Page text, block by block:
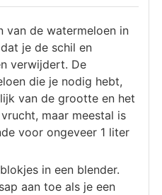
van de watermeloen in
je de schil en
verwijdert. De
die je nodig hebt,
van de grootte en het
maar meestal is
voor ongeveer 1 liter
in een blender.
aan toe als je een